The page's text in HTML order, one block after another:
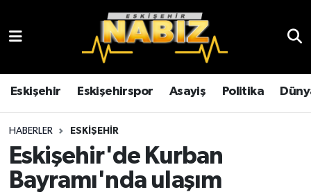
Eskişehir Eskişehirspor Asayiş Politika
HABERLER ESKIŞEHIR
Eskişehir'de Kurban
Bayramı'nda ulaşım
Çevre
Eğitim
Eskişehir Hava Durumu
Eskişehir Trafik Yoğunluk Haritası
TFF 3.Lig 4.Grup Puan Durumu ve Fikstür
Tüm Manşetler